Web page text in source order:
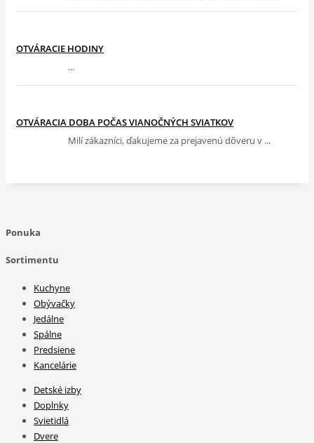
OTVÁRACIE HODINY
...
OTVÁRACIA DOBA POČAS VIANOČNÝCH SVIATKOV
Milí zákazníci, ďakujeme za prejavenú dôveru v ...
Ponuka
Sortimentu
Kuchyne
Obývačky
Jedálne
Spálne
Predsiene
Kancelárie
Detské izby
Doplnky
Svietidlá
Dvere